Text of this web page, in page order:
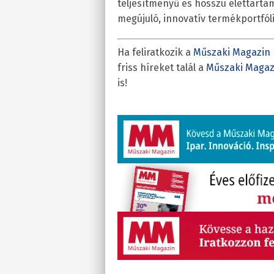
teljesítményű és hosszú
megújuló, innovatív
Ha feliratkozik a Műszaki
friss híreket talál a Műszaki
is!